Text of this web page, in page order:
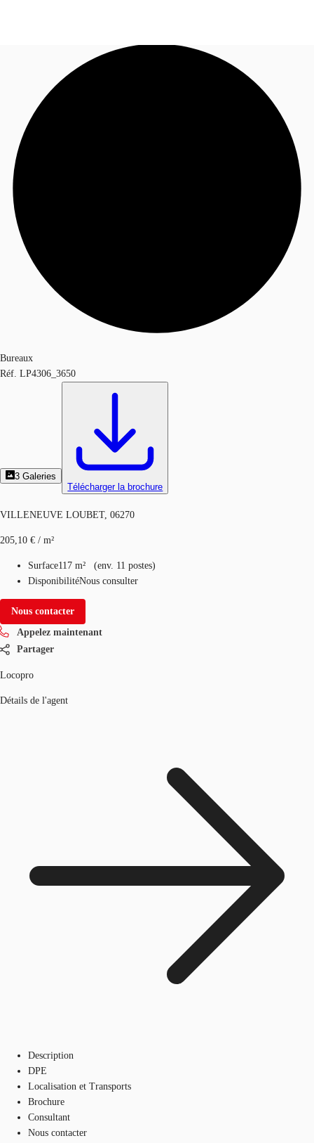
Blog
Données marchés
Appelez maintenant
Bureaux
Réf. LP4306_3650
3 Galeries
Télécharger la brochure
VILLENEUVE LOUBET, 06270
205,10 € / m²
Surface117 m² (env. 11 postes)
DisponibilitéNous consulter
Nous contacter
Appelez maintenant
Partager
Locopro
Détails de l'agent
Description
DPE
Localisation et Transports
Brochure
Consultant
Nous contacter